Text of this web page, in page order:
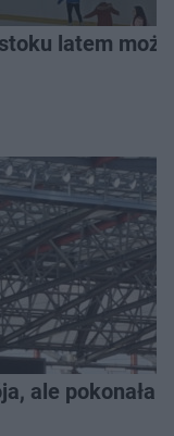
latem
ale pokonała